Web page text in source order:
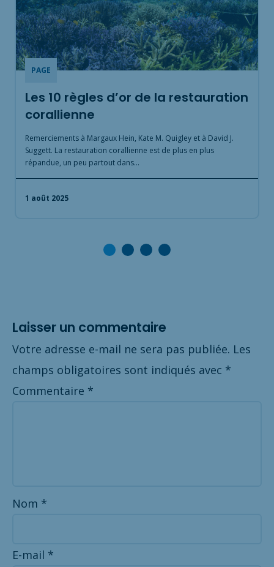
PAGE
Les 10 règles d’or de la restauration
corallienne
Remerciements à Margaux Hein, Kate M. Quigley et à David J.
Suggett. La restauration corallienne est de plus en plus
répandue, un peu partout dans…
1 août 2025
Laisser un commentaire
Votre adresse e-mail ne sera pas publiée. Les
champs obligatoires sont indiqués avec *
Commentaire *
Nom *
E-mail *